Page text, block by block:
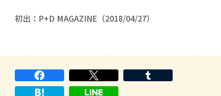
初出：P+D MAGAZINE（2018/04/27）